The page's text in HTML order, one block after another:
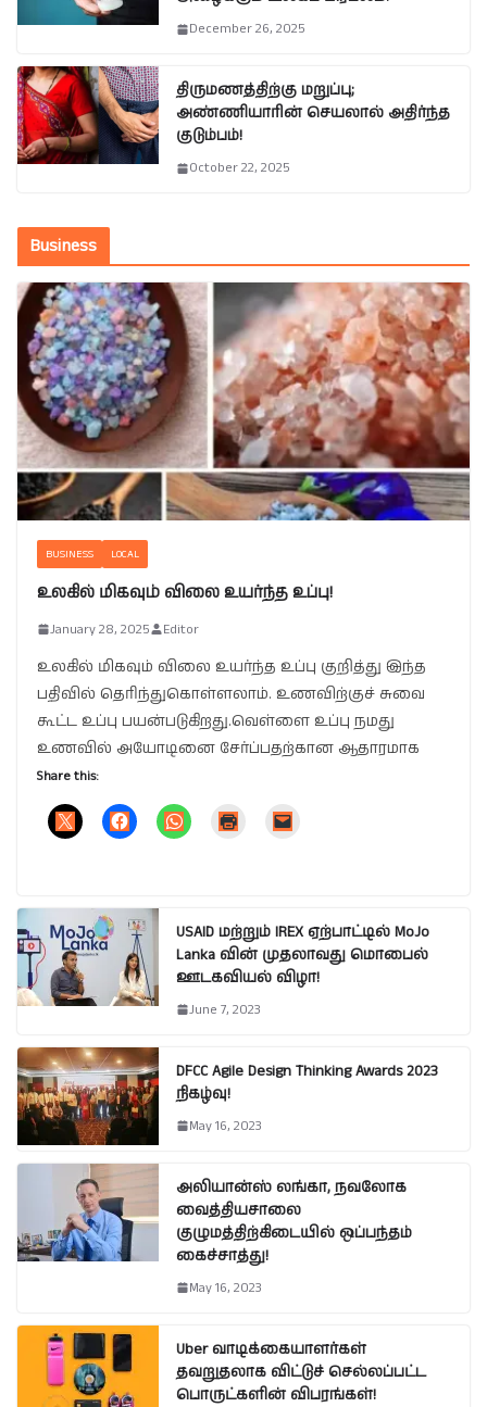
December 26, 2025
திருமணத்திற்கு மறுப்பு;
அண்ணியாரின் செயலால் அதிர்ந்த
குடும்பம்!
October 22, 2025
Business
BUSINESS LOCAL
உலகில் மிகவும் விலை உயர்ந்த உப்பு!
January 28, 2025 Editor
உலகில் மிகவும் விலை உயர்ந்த உப்பு குறித்து இந்த
பதிவில் தெரிந்துகொள்ளலாம். உணவிற்குச் சுவை
கூட்ட உப்பு பயன்படுகிறது.வெள்ளை உப்பு நமது
உணவில் அயோடினை சேர்ப்பதற்கான ஆதாரமாக
Share this:
USAID மற்றும் IREX ஏற்பாட்டில் MoJo
Lanka வின் முதலாவது மொபைல்
ஊடகவியல் விழா!
June 7, 2023
DFCC Agile Design Thinking Awards 2023
நிகழ்வு!
May 16, 2023
அலியான்ஸ் லங்கா, நவலோக
வைத்தியசாலை
குழுமத்திற்கிடையில் ஒப்பந்தம்
கைச்சாத்து!
May 16, 2023
Uber வாடிக்கையாளர்கள்
தவறுதலாக விட்டுச் செல்லப்பட்ட
பொருட்களின் விபரங்கள்!